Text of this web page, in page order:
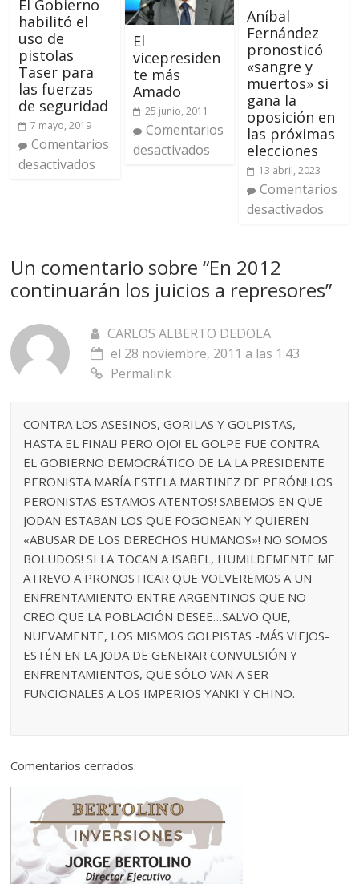
El Gobierno
habilitó el
uso de
pistolas
Taser para
las fuerzas
de seguridad
7 mayo, 2019
Comentarios
desactivados
El
vicepresiden
te más
Amado
25 junio, 2011
Comentarios
desactivados
Aníbal
Fernández
pronosticó
«sangre y
muertos» si
gana la
oposición en
las próximas
elecciones
13 abril, 2023
Comentarios
desactivados
Un comentario sobre “En 2012
continuarán los juicios a represores”
CARLOS ALBERTO DEDOLA
el 28 noviembre, 2011 a las 1:43
Permalink
CONTRA LOS ASESINOS, GORILAS Y GOLPISTAS,
HASTA EL FINAL! PERO OJO! EL GOLPE FUE CONTRA
EL GOBIERNO DEMOCRÁTICO DE LA LA PRESIDENTE
PERONISTA MARÍA ESTELA MARTINEZ DE PERÓN! LOS
PERONISTAS ESTAMOS ATENTOS! SABEMOS EN QUE
JODAN ESTABAN LOS QUE FOGONEAN Y QUIEREN
«ABUSAR DE LOS DERECHOS HUMANOS»! NO SOMOS
BOLUDOS! SI LA TOCAN A ISABEL, HUMILDEMENTE ME
ATREVO A PRONOSTICAR QUE VOLVEREMOS A UN
ENFRENTAMIENTO ENTRE ARGENTINOS QUE NO
CREO QUE LA POBLACIÓN DESEE…SALVO QUE,
NUEVAMENTE, LOS MISMOS GOLPISTAS -MÁS VIEJOS-
ESTÉN EN LA JODA DE GENERAR CONVULSIÓN Y
ENFRENTAMIENTOS, QUE SÓLO VAN A SER
FUNCIONALES A LOS IMPERIOS YANKI Y CHINO.
Comentarios cerrados.